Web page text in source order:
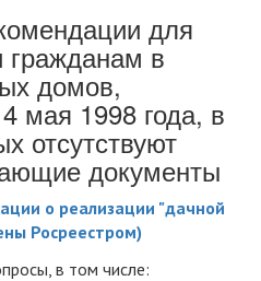
для
в
домов,
мая 1998 года, в
отсутствуют
документы
о реализации "дачной
Росреестром)
в том числе: